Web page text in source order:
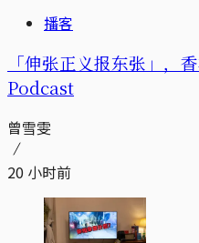
播客
「伸张正义报东张」，
Podcast
曾雪雯
20 小时前